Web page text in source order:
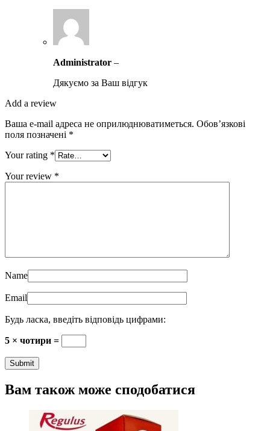
Administrator –
Дякуємо за Ваш відгук
Add a review
Ваша e-mail адреса не оприлюднюватиметься. Обов’язкові
поля позначені *
Your rating *
Your review *
Name
Email
Будь ласка, введіть відповідь цифрами:
5 × чотири =
Вам також може сподобатися